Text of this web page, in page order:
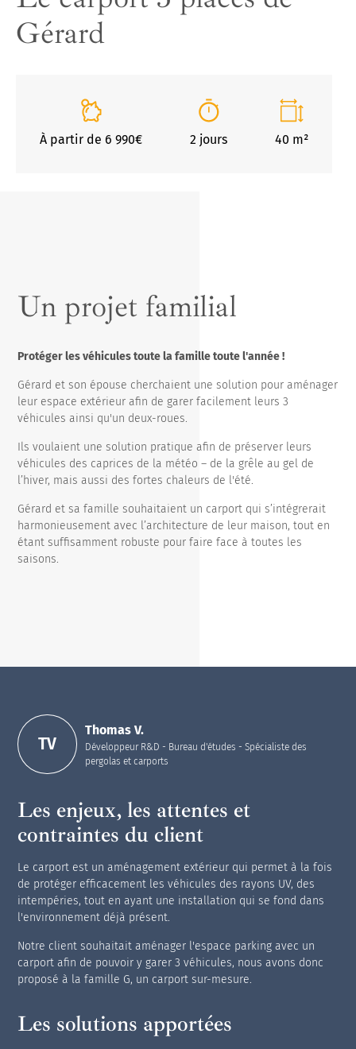
Gérard
À partir de 6 990€ 2 jours 40 m²
Un projet familial
Protéger les véhicules toute la famille toute l'année !
Gérard et son épouse cherchaient une solution pour aménager
leur espace extérieur afin de garer facilement leurs 3
véhicules ainsi qu'un deux-roues.
Ils voulaient une solution pratique afin de préserver leurs
véhicules des caprices de la météo – de la grêle au gel de
l’hiver, mais aussi des fortes chaleurs de l'été.
Gérard et sa famille souhaitaient un carport qui s’intégrerait
harmonieusement avec l’architecture de leur maison, tout en
étant suffisamment robuste pour faire face à toutes les
saisons.
TV
Thomas V.
Développeur R&D - Bureau d'études - Spécialiste des
pergolas et carports
Les enjeux, les attentes et
contraintes du client
Le carport est un aménagement extérieur qui permet à la fois
de protéger efficacement les véhicules des rayons UV, des
intempéries, tout en ayant une installation qui se fond dans
l'environnement déjà présent.
Notre client souhaitait aménager l'espace parking avec un
carport afin de pouvoir y garer 3 véhicules, nous avons donc
proposé à la famille G, un carport sur-mesure.
Les solutions apportées
Store Cefiro